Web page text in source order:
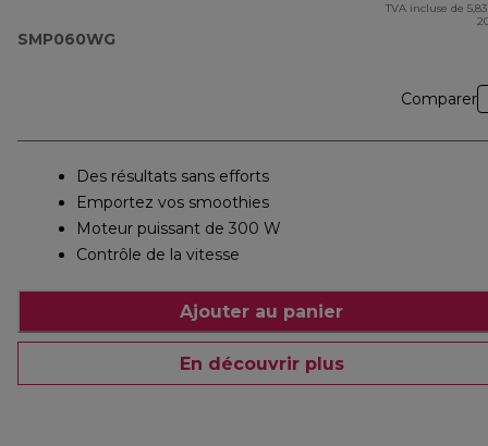
SMP060WG
TVA incluse de
Comparer
Des résultats sans efforts
Emportez vos smoothies
Moteur puissant de 300 W
Contrôle de la vitesse
Ajouter au panier
En découvrir plus